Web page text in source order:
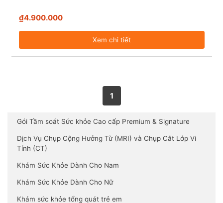
₫4.900.000
Xem chi tiết
1
Gói Tầm soát Sức khỏe Cao cấp Premium & Signature
Dịch Vụ Chụp Cộng Hưởng Từ (MRI) và Chụp Cắt Lớp Vi
Tính (CT)
Khám Sức Khỏe Dành Cho Nam
Khám Sức Khỏe Dành Cho Nữ
Khám sức khỏe tổng quát trẻ em